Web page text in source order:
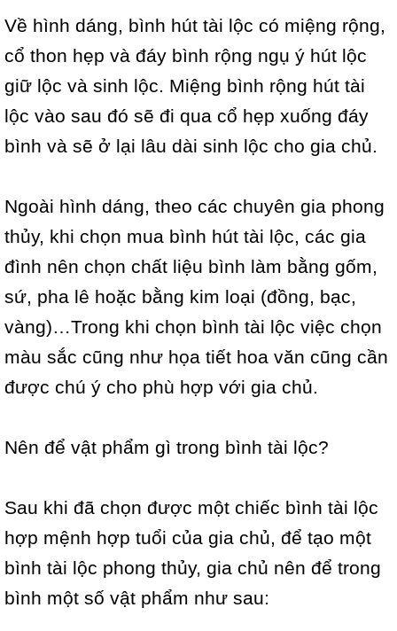
Về hình dáng, bình hút tài lộc có miệng rộng,
cổ thon hẹp và đáy bình rộng ngụ ý hút lộc
giữ lộc và sinh lộc. Miệng bình rộng hút tài
lộc vào sau đó sẽ đi qua cổ hẹp xuống đáy
bình và sẽ ở lại lâu dài sinh lộc cho gia chủ.
Ngoài hình dáng, theo các chuyên gia phong
thủy, khi chọn mua bình hút tài lộc, các gia
đình nên chọn chất liệu bình làm bằng gốm,
sứ, pha lê hoặc bằng kim loại (đồng, bạc,
vàng)…Trong khi chọn bình tài lộc việc chọn
màu sắc cũng như họa tiết hoa văn cũng cần
được chú ý cho phù hợp với gia chủ.
Nên để vật phẩm gì trong bình tài lộc?
Sau khi đã chọn được một chiếc bình tài lộc
hợp mệnh hợp tuổi của gia chủ, để tạo một
bình tài lộc phong thủy, gia chủ nên để trong
bình một số vật phẩm như sau: